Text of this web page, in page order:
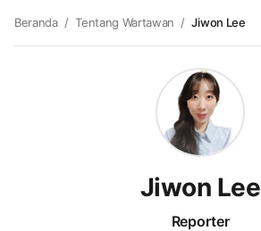
Beranda/Tentang Wartawan /Jiwon Lee
Jiwon Lee
Reporter